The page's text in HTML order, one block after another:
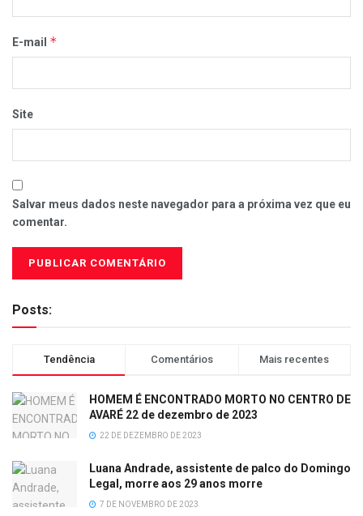
E-mail *
Site
Salvar meus dados neste navegador para a próxima vez que eu
comentar.
Posts:
Tendência Comentários Mais recentes
HOMEM É ENCONTRADO MORTO NO CENTRO DE
AVARÉ 22 de dezembro de 2023
22 DE DEZEMBRO DE 2023
Luana Andrade, assistente de palco do Domingo
Legal, morre aos 29 anos morre
7 DE NOVEMBRO DE 2023